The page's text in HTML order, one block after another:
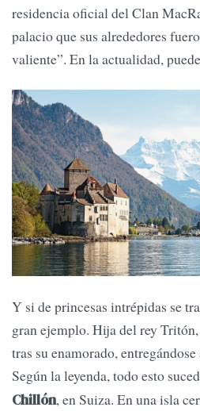
residencia oficial del Clan
palacio que sus alrededores
valiente”. En la actualidad,
Y si de princesas intrépidas se
gran ejemplo. Hija del rey
tras su enamorado,
Según la leyenda, todo esto
Chillón, en Suiza. En una isla